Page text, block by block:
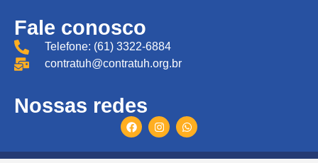
Fale conosco
Telefone: (61) 3322-6884
contratuh@contratuh.org.br
Nossas redes